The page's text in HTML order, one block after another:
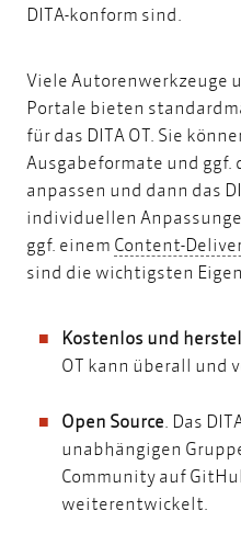
DITA-konform sind.
Viele Autorenwerkzeuge
Portale bieten
für das DITA OT. Sie
Ausgabeformate und ggf.
anpassen und dann das
individuellen
ggf. einem Content-
sind die wichtigsten
Kostenlos und
OT kann überall und
Open Source . Das
unabhängigen
Community auf
weiterentwickelt.